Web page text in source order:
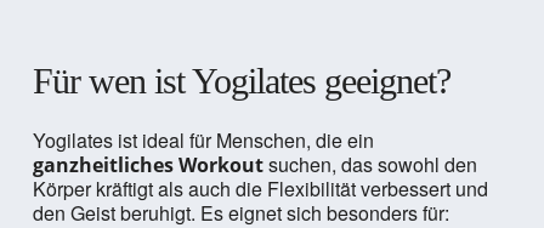
Für wen ist Yogilates geeignet?
Yogilates ist ideal für Menschen, die ein
ganzheitliches Workoutsuchen, das sowohl den
Körper kräftigt als auch die Flexibilität verbessert und
den Geist beruhigt. Es eignet sich besonders für: